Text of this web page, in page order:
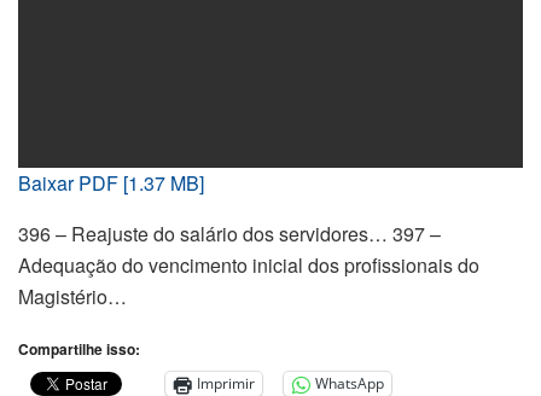
Baixar PDF [1.37 MB]
396 – Reajuste do salário dos servidores… 397 –
Adequação do vencimento inicial dos profissionais do
Magistério…
Compartilhe isso:
Imprimir WhatsApp